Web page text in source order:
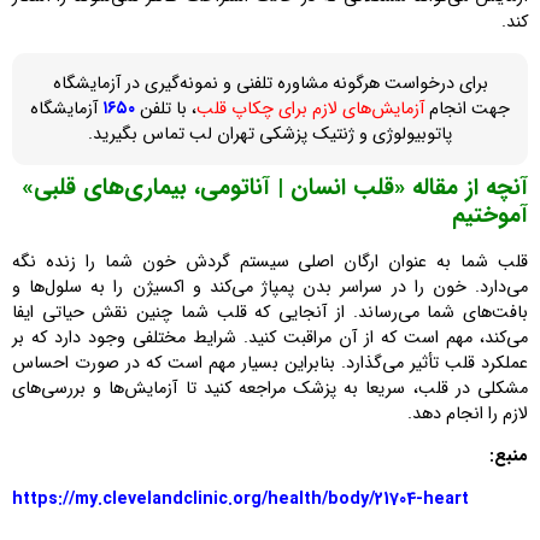
کند.
برای درخواست هرگونه مشاوره تلفنی و نمونه‌گیری در آزمایشگاه
جهت انجامآزمایش‌های لازم برای چکاپ قلب، با تلفن۱۶۵۰آزمایشگاه
پاتوبیولوژی و ژنتیک پزشکی تهران لب تماس بگیرید.
آنچه از مقاله «قلب انسان | آناتومی، بیماری‌های قلبی»
آموختیم
قلب شما به عنوان ارگان اصلی سیستم گردش خون شما را زنده نگه
می‌دارد. خون را در سراسر بدن پمپاژ می‌کند و اکسیژن را به سلول‌ها و
بافت‌های شما می‌رساند. از آنجایی که قلب شما چنین نقش حیاتی ایفا
می‌کند، مهم است که از آن مراقبت کنید. شرایط مختلفی وجود دارد که بر
عملکرد قلب تأثیر می‌گذارد. بنابراین بسیار مهم است که در صورت احساس
مشکلی در قلب، سریعا به پزشک مراجعه کنید تا آزمایش‌ها و بررسی‌های
لازم را انجام دهد.
منبع:
https://my.clevelandclinic.org/health/body/21704-heart